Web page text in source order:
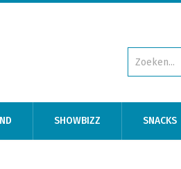
SHOWBIZZ SNACKS